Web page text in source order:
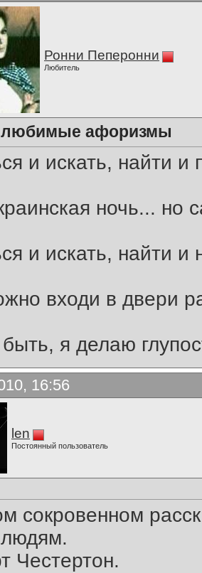
Ронни Пеперонни
Любитель
афоризмы
и искать, найти и
ночь... но
и искать, найти и
входи в двери
я делаю
16:56
len
Постоянный пользователь
сокровенном
Честертон.